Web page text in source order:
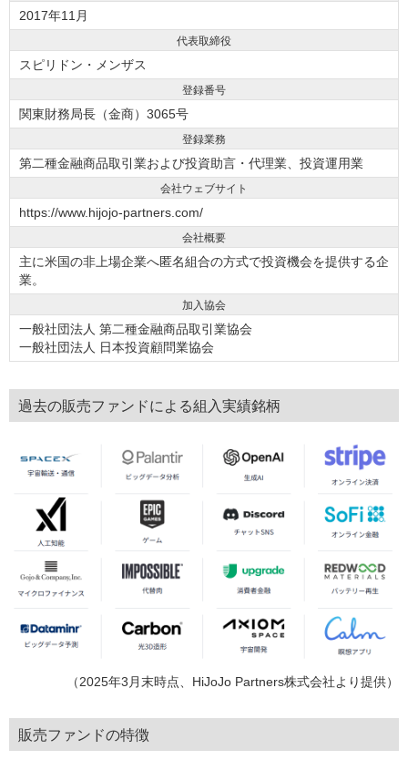
2017年11月
代表取締役
スピリドン・メンザス
登録番号
関東財務局長（金商）3065号
登録業務
第二種金融商品取引業および投資助言・代理業、投資運用業
会社ウェブサイト
https://www.hijojo-partners.com/
会社概要
主に米国の非上場企業へ匿名組合の方式で投資機会を提供する企
業。
加入協会
一般社団法人 第二種金融商品取引業協会
一般社団法人 日本投資顧問業協会
過去の販売ファンドによる組入実績銘柄
（2025年3月末時点、HiJoJo Partners株式会社より提供）
販売ファンドの特徴